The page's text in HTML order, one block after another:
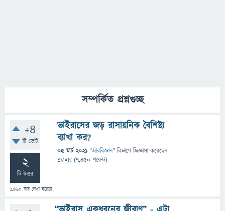
সম্পর্কিত প্রশ্নগুচ্ছ
+4
টি ভোট
2
টি উত্তর
1,460 বার দেখা হয়েছে
ভাইরাসের জড় রাসায়নিক বৈশিষ্ট্য
ব্যাখা কর?
05 মার্চ 2021 "জীববিজ্ঞান" বিভাগে জিজ্ঞাসাকরেছেন
EVAN (7,450 পয়েন্ট)